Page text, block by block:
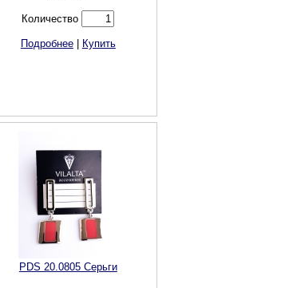
Количество
Подробнее| Купить
PDS 20.0805 Cерьги